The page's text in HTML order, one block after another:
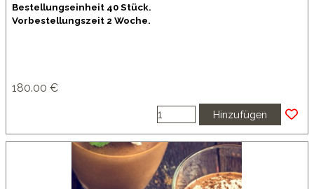
Bestellungseinheit 40 Stück.
Vorbestellungszeit 2 Woche.
180.00 €
Hinzufügen